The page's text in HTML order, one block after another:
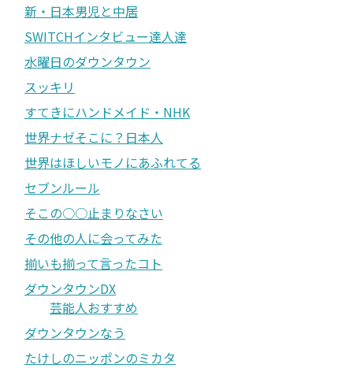
新・日本男児と中居
SWITCHインタビュー達人達
水曜日のダウンタウン
スッキリ
すてきにハンドメイド・NHK
世界ナゼそこに？日本人
世界はほしいモノにあふれてる
セブンルール
そこの○○止まりなさい
その他の人に会ってみた
揃いも揃って言ったコト
ダウンタウンDX
芸能人おすすめ
ダウンタウンなう
たけしのニッポンのミカタ